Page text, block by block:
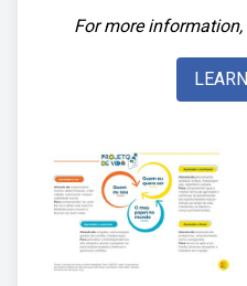
For more